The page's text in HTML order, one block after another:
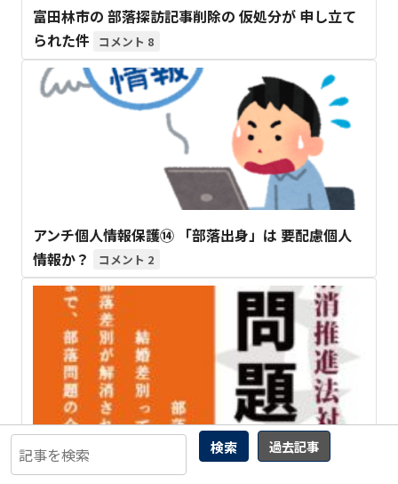
検索 過去記事
富田林市の 部落探訪記事削除の 仮処分が 申し立て
られた件
8
アンチ個人情報保護⑭ 「部落出身」は 要配慮個人
情報か？
2
部落差別解消推進法対応「部落問題入門 」予約開始
11